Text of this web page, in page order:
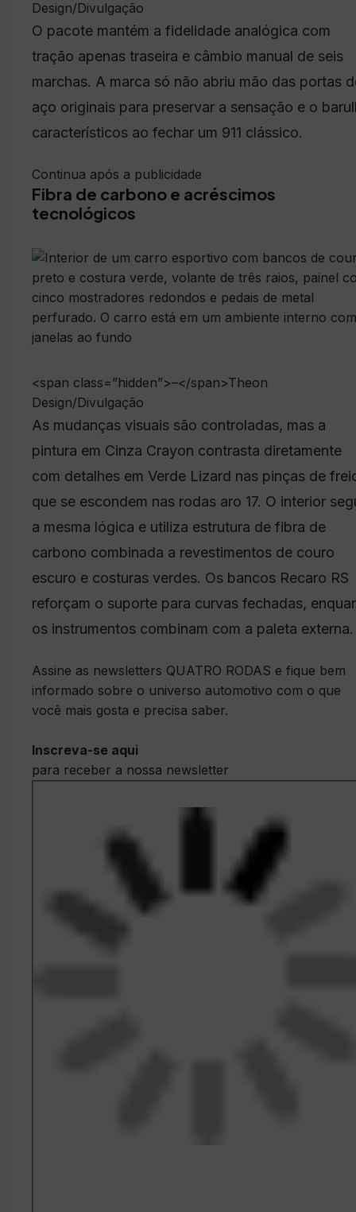
Design/Divulgação
O pacote mantém a fidelidade analógica com
tração apenas traseira e câmbio manual de seis
marchas. A marca só não abriu mão das portas
aço originais para preservar a sensação e o
característicos ao fechar um 911 clássico.
Continua após a publicidade
Fibra de carbono e acréscimos
tecnológicos
<span class=”hidden”>–</span>Theon
Design/Divulgação
As mudanças visuais são controladas, mas a
pintura em Cinza Crayon contrasta diretamente
com detalhes em Verde Lizard nas pinças de
que se escondem nas rodas aro 17. O interior
a mesma lógica e utiliza estrutura de fibra de
carbono combinada a revestimentos de couro
escuro e costuras verdes. Os bancos Recaro RS
reforçam o suporte para curvas fechadas,
os instrumentos combinam com a paleta externa.
Assine as newsletters QUATRO RODAS e fique bem
informado sobre o universo automotivo com o que
você mais gosta e precisa saber.
Inscreva-se aqui
para receber a nossa newsletter